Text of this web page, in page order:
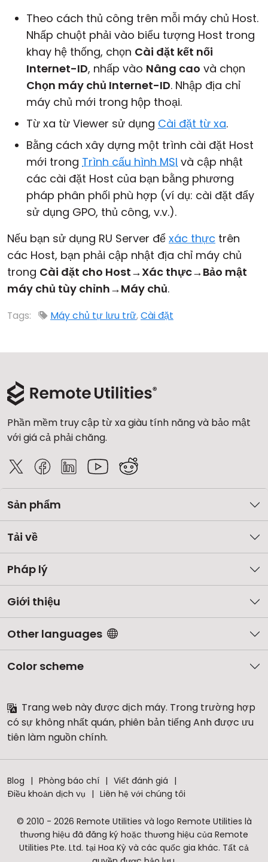
Theo cách thủ công trên mỗi máy chủ Host.
Nhấp chuột phải vào biểu tượng Host trong
khay hệ thống, chọn Cài đặt kết nối
Internet-ID, nhấp vào Nâng cao và chọn
Chọn máy chủ Internet-ID. Nhập địa chỉ
máy chủ mới trong hộp thoại.
Từ xa từ Viewer sử dụng Cài đặt từ xa.
Bằng cách xây dựng một trình cài đặt Host
mới trong Trình cấu hình MSI và cập nhật
các cài đặt Host của bạn bằng phương
pháp phân phối phù hợp (ví dụ: cài đặt đẩy
sử dụng GPO, thủ công, v.v.).
Nếu bạn sử dụng RU Server để xác thực trên
các Host, bạn phải cập nhật địa chỉ máy chủ
trong Cài đặt cho Host→Xác thực→Bảo mật
máy chủ tùy chỉnh→Máy chủ.
Tags: Máy chủ tự lưu trữ,Cài đặt
Phần mềm truy cập từ xa giàu tính năng và bảo mật
với giá cả phải chăng.
Sản phẩm
Tải về
Pháp lý
Giới thiệu
Other languages
Color scheme
Trang web này được dịch máy. Trong trường hợp
có sự không nhất quán, phiên bản tiếng Anh được ưu
tiên làm nguồn chính.
Blog Phòng báo chí
Viết đánh giá
Điều khoản dịch vụ
Liên hệ với chúng tôi
© 2010 - 2026 Remote Utilities và logo Remote Utilities là
thương hiệu đã đăng ký hoặc thương hiệu của Remote
Utilities Pte. Ltd. tại Hoa Kỳ và các quốc gia khác. Tất cả